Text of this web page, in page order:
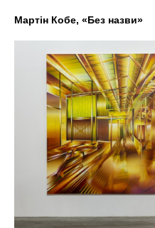
Мартін Кобе, «Без назви»